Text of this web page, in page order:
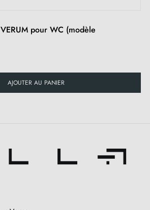
pour WC (modèle
AJOUTER AU PANIER